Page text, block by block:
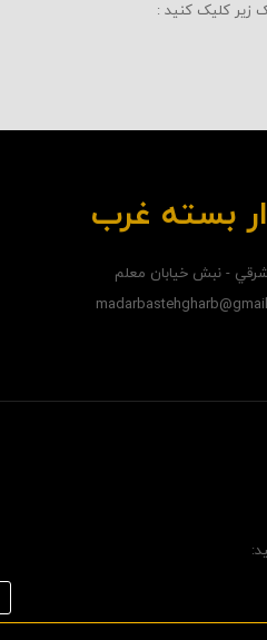
بسته غرب
شرقي - نبش خيابان معلم